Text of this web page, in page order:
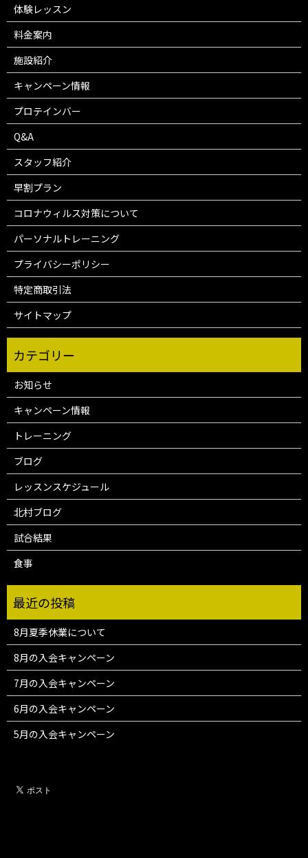
体験レッスン
料金案内
施設紹介
キャンペーン情報
プロテインバー
Q&A
スタッフ紹介
早割プラン
コロナウィルス対策について
パーソナルトレーニング
プライバシーポリシー
特定商取引法
サイトマップ
お知らせ
キャンペーン情報
トレーニング
ブログ
レッスンスケジュール
北村ブログ
試合結果
食事
8月夏季休業について
8月の入会キャンペーン
7月の入会キャンペーン
6月の入会キャンペーン
5月の入会キャンペーン